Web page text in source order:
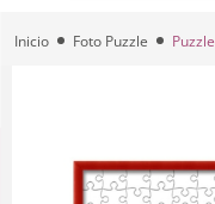
Inicio Foto Puzzle